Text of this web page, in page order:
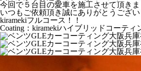
今回で５台目の愛車を施工させて頂き
いつもご依頼頂き誠にありがとうござい
kiramekiフルコース！！
Coating：kiramekiハイブリッドコーテ